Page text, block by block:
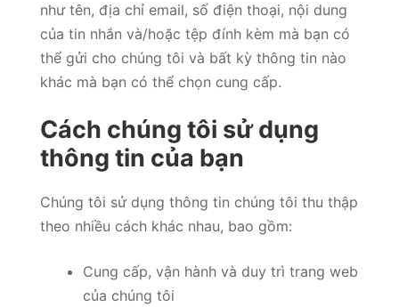
như tên, địa chỉ email, số điện thoại, nội dung
của tin nhắn và/hoặc tệp đính kèm mà bạn có
thể gửi cho chúng tôi và bất kỳ thông tin nào
khác mà bạn có thể chọn cung cấp.
Cách chúng tôi sử dụng
thông tin của bạn
Chúng tôi sử dụng thông tin chúng tôi thu thập
theo nhiều cách khác nhau, bao gồm:
Cung cấp, vận hành và duy trì trang web
của chúng tôi